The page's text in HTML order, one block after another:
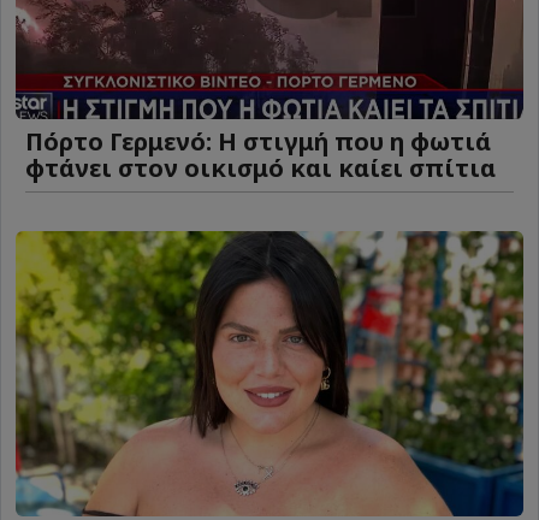
Πόρτο Γερμενό: Η στιγμή που η φωτιά
φτάνει στον οικισμό και καίει σπίτια